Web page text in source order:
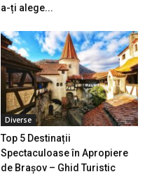
a-ți alege...
Diverse
Top 5 Destinații
Spectaculoase în Apropiere
de Brașov – Ghid Turistic